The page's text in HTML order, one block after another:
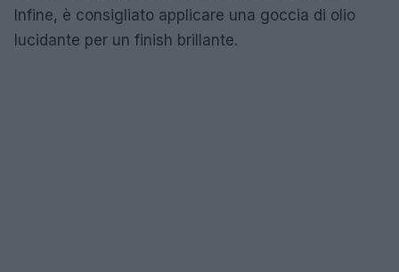
Infine, è consigliato applicare una goccia di olio
lucidante per un finish brillante.